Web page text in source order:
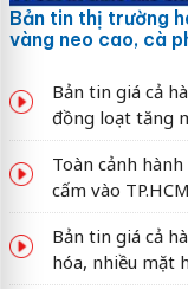
Bản tin thị trường
vàng neo cao, cà
Bản tin giá cả
đồng loạt tăng
Toàn cảnh
cấm vào TP.HCM
Bản tin giá cả
hóa, nhiều mặt